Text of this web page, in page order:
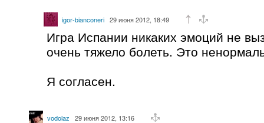
igor-bianconeri 29 июня 2012, 18:49
Игра Испании никаких эмоций не
очень тяжело болеть. Это
Я согласен.
vodolaz 29 июня 2012, 13:16